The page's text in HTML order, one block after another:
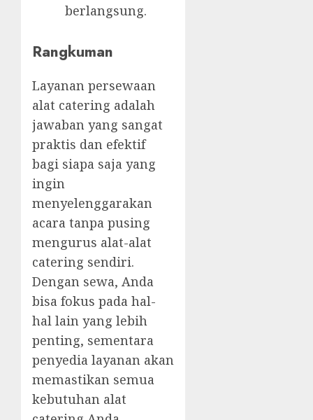
berlangsung.
Rangkuman
Layanan persewaan
alat catering adalah
jawaban yang sangat
praktis dan efektif
bagi siapa saja yang
ingin
menyelenggarakan
acara tanpa pusing
mengurus alat-alat
catering sendiri.
Dengan sewa, Anda
bisa fokus pada hal-
hal lain yang lebih
penting, sementara
penyedia layanan akan
memastikan semua
kebutuhan alat